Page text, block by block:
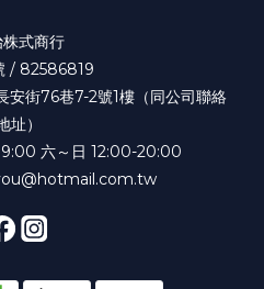
式商行
/ 82586819
安街76巷7-2號1樓（同公司聯絡
址）
六～日 12:00-20:00